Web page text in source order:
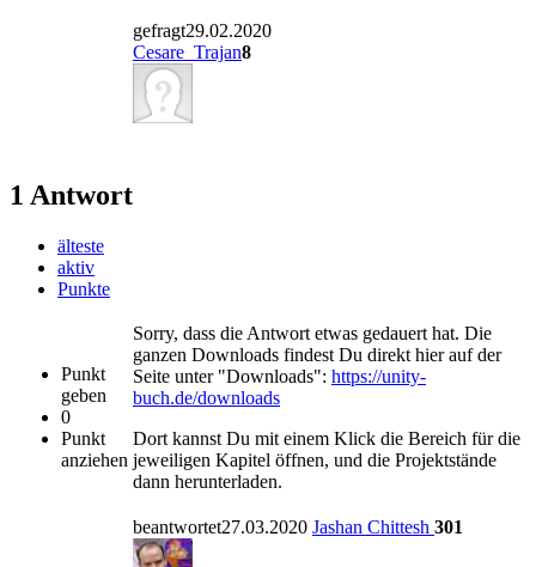
gefragt29.02.2020
Cesare_Trajan8
1 Antwort
älteste
aktiv
Punkte
Punkt
geben
0
Punkt
anziehen
Sorry, dass die Antwort etwas gedauert hat. Die
ganzen Downloads findest Du direkt hier auf der
Seite unter "Downloads": https://unity-
buch.de/downloads
Dort kannst Du mit einem Klick die Bereich für die
jeweiligen Kapitel öffnen, und die Projektstände
dann herunterladen.
beantwortet27.03.2020 Jashan Chittesh 301